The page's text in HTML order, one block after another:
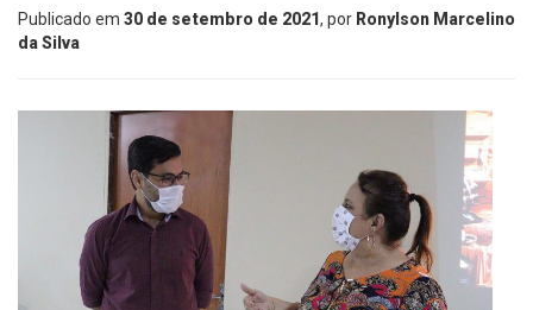
Publicado em 30 de setembro de 2021, por Ronylson Marcelino
da Silva